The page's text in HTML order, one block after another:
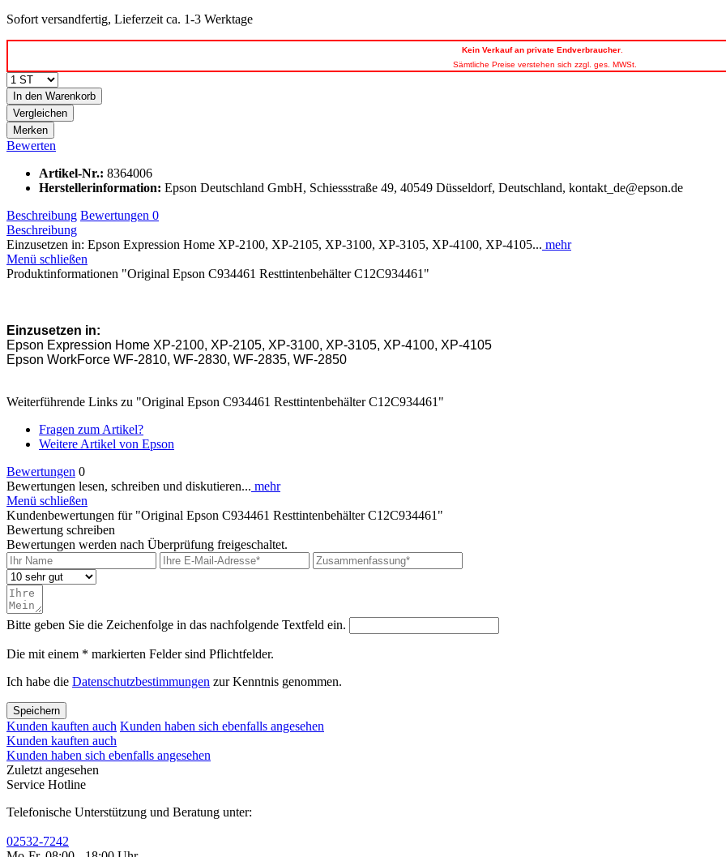
Sofort versandfertig, Lieferzeit ca. 1-3 Werktage
Kein Verkauf an private Endverbraucher.
Sämtliche Preise verstehen sich zzgl. ges. MWSt.
In den Warenkorb
Vergleichen
Merken
Bewerten
Artikel-Nr.: 8364006
Herstellerinformation: Epson Deutschland GmbH, Schiessstraße 49, 40549 Düsseldorf, Deutschland, kontakt_de@epson.de
Beschreibung Bewertungen 0
Beschreibung
Einzusetzen in: Epson Expression Home XP-2100, XP-2105, XP-3100, XP-3105, XP-4100, XP-4105... mehr
Menü schließen
Produktinformationen "Original Epson C934461 Resttintenbehälter C12C934461"
Einzusetzen in:
Epson Expression Home XP-2100, XP-2105, XP-3100, XP-3105, XP-4100, XP-4105
Epson WorkForce WF-2810, WF-2830, WF-2835, WF-2850
Weiterführende Links zu "Original Epson C934461 Resttintenbehälter C12C934461"
Fragen zum Artikel?
Weitere Artikel von Epson
Bewertungen 0
Bewertungen lesen, schreiben und diskutieren... mehr
Menü schließen
Kundenbewertungen für "Original Epson C934461 Resttintenbehälter C12C934461"
Bewertung schreiben
Bewertungen werden nach Überprüfung freigeschaltet.
Bitte geben Sie die Zeichenfolge in das nachfolgende Textfeld ein.
Die mit einem * markierten Felder sind Pflichtfelder.
Ich habe die Datenschutzbestimmungen zur Kenntnis genommen.
Speichern
Kunden kauften auch Kunden haben sich ebenfalls angesehen
Kunden kauften auch
Kunden haben sich ebenfalls angesehen
Zuletzt angesehen
Service Hotline
Telefonische Unterstützung und Beratung unter:
02532-7242